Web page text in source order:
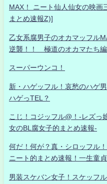
MAX！ ニート仙人仙女の映画
まとめ速報Z)]
乙女系腐男子のオカマッフル
逆襲！！ 極道のオカマたち編
スーパーウンコ！
新・ハゲッフル！哀愁のハゲ
ハゲっTEL？
こじ！コジッフル@！-レズっ
女のBL腐女子的まとめ速報-
何だ！何が？真・シロッフ
ニート的まとめ速報！一生童
男装スケバン女子！スケッフ